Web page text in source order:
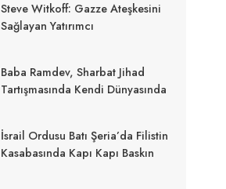
Steve Witkoff: Gazze Ateşkesini
Sağlayan Yatırımcı
Baba Ramdev, Sharbat Jihad
Tartışmasında Kendi Dünyasında
İsrail Ordusu Batı Şeria’da Filistin
Kasabasında Kapı Kapı Baskın